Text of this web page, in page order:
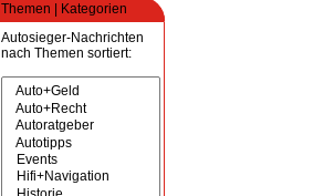
Themen | Kategorien
Autosieger-Nachrichten
nach Themen sortiert: